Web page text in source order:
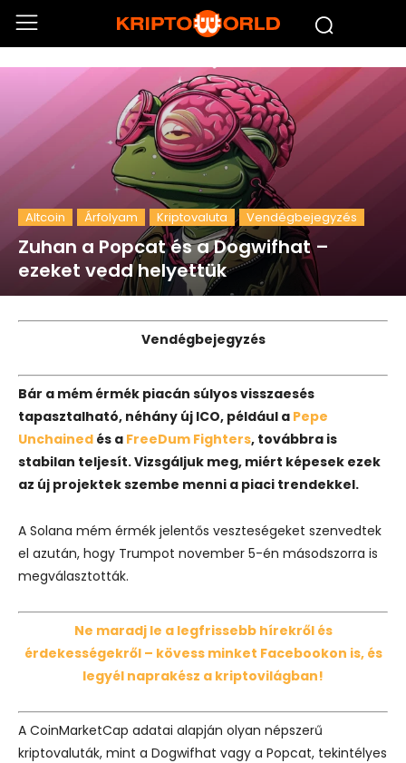
Altcoin Árfolyam Kriptovaluta Vendégbejegyzés
Zuhan a Popcat és a Dogwifhat –
ezeket vedd helyettük
Vendégbejegyzés
Bár a mém érmék piacán súlyos visszaesés
tapasztalható, néhány új ICO, például a Pepe
Unchained és a FreeDum Fighters, továbbra is
stabilan teljesít. Vizsgáljuk meg, miért képesek ezek
az új projektek szembe menni a piaci trendekkel.
A Solana mém érmék jelentős veszteségeket szenvedtek
el azután, hogy Trumpot november 5-én másodszorra is
megválasztották.
Ne maradj le a legfrissebb hírekről és
érdekességekről – kövess minket Facebookon is, és
legyél naprakész a kriptovilágban!
A CoinMarketCap adatai alapján olyan népszerű
kriptovaluták, mint a Dogwifhat vagy a Popcat, tekintélyes